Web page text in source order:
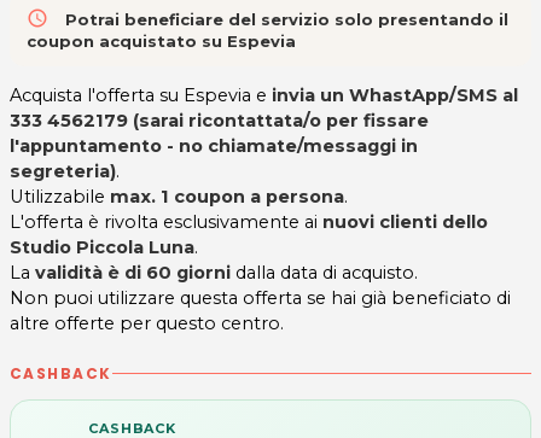
access_time
Potrai beneficiare del servizio solo presentando il
coupon acquistato su Espevia
Acquista l'offerta su Espevia e invia un WhastApp/SMS al
333 4562179 (sarai ricontattata/o per fissare
l'appuntamento - no chiamate/messaggi in
segreteria).
Utilizzabile max. 1 coupon a persona.
L'offerta è rivolta esclusivamente ai nuovi clienti dello
Studio Piccola Luna.
La validità è di 60 giorni dalla data di acquisto.
Non puoi utilizzare questa offerta se hai già beneficiato di
altre offerte per questo centro.
CASHBACK
CASHBACK